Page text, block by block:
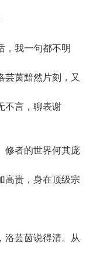
我一句都不明
芸茵黯然片刻，又
不言，聊表谢
者的世界何其庞
高贵，身在顶级宗
芸茵说得清。从